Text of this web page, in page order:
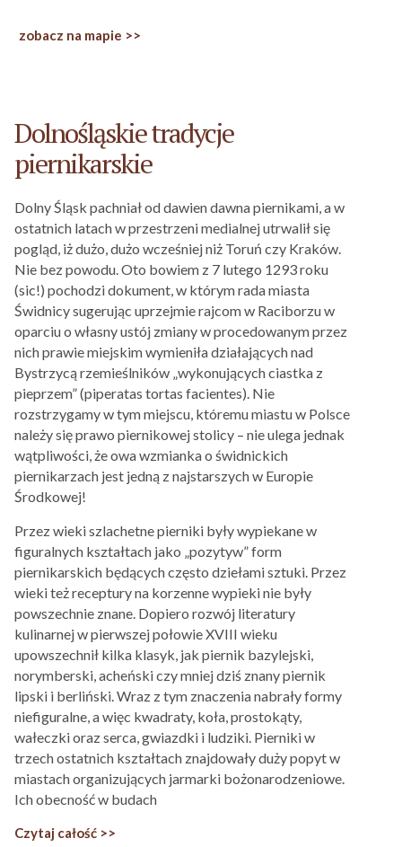
zobacz na mapie >>
Dolnośląskie tradycje
piernikarskie
Dolny Śląsk pachniał od dawien dawna piernikami, a w
ostatnich latach w przestrzeni medialnej utrwalił się
pogląd, iż dużo, dużo wcześniej niż Toruń czy Kraków.
Nie bez powodu. Oto bowiem z 7 lutego 1293 roku
(sic!) pochodzi dokument, w którym rada miasta
Świdnicy sugerując uprzejmie rajcom w Raciborzu w
oparciu o własny ustój zmiany w procedowanym przez
nich prawie miejskim wymieniła działających nad
Bystrzycą rzemieślników „wykonujących ciastka z
pieprzem” (piperatas tortas facientes). Nie
rozstrzygamy w tym miejscu, któremu miastu w Polsce
należy się prawo piernikowej stolicy – nie ulega jednak
wątpliwości, że owa wzmianka o świdnickich
piernikarzach jest jedną z najstarszych w Europie
Środkowej!
Przez wieki szlachetne pierniki były wypiekane w
figuralnych kształtach jako „pozytyw” form
piernikarskich będących często dziełami sztuki. Przez
wieki też receptury na korzenne wypieki nie były
powszechnie znane. Dopiero rozwój literatury
kulinarnej w pierwszej połowie XVIII wieku
upowszechnił kilka klasyk, jak piernik bazylejski,
norymberski, acheński czy mniej dziś znany piernik
lipski i berliński. Wraz z tym znaczenia nabrały formy
niefiguralne, a więc kwadraty, koła, prostokąty,
wałeczki oraz serca, gwiazdki i ludziki. Pierniki w
trzech ostatnich kształtach znajdowały duży popyt w
miastach organizujących jarmarki bożonarodzeniowe.
Ich obecność w budach
Czytaj całość >>